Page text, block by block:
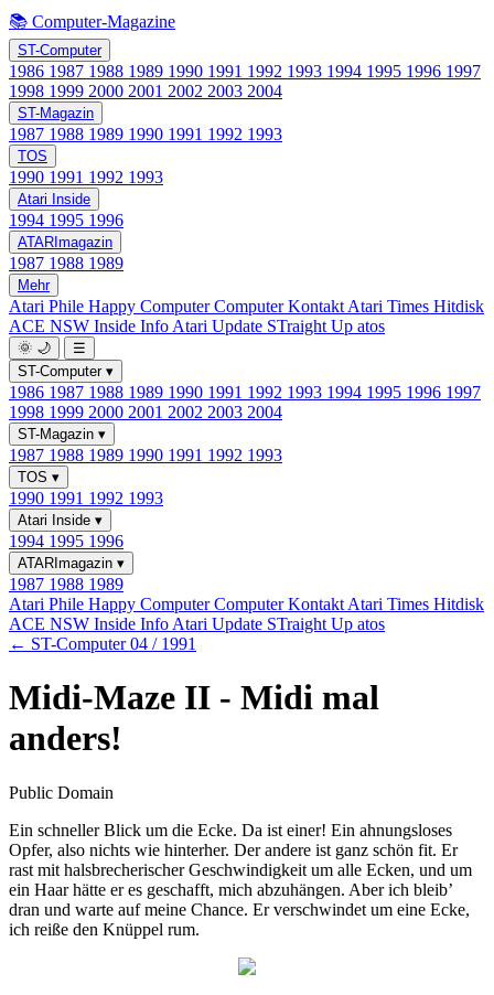
📚 Computer-Magazine
ST-Computer
1986 1987 1988 1989 1990 1991 1992 1993 1994 1995 1996 1997
1998 1999 2000 2001 2002 2003 2004
ST-Magazin
1987 1988 1989 1990 1991 1992 1993
TOS
1990 1991 1992 1993
Atari Inside
1994 1995 1996
ATARImagazin
1987 1988 1989
Mehr
Atari Phile Happy ComputerComputer Kontakt Atari Times Hitdisk
ACE NSW Inside Info Atari Update STraight Up atos
🌞 🌙
☰
ST-Computer ▾
1986 1987 1988 1989 1990 1991 1992 1993 1994 1995 1996 1997
1998 1999 2000 2001 2002 2003 2004
ST-Magazin ▾
1987 1988 1989 1990 1991 1992 1993
TOS ▾
1990 1991 1992 1993
Atari Inside ▾
1994 1995 1996
ATARImagazin ▾
1987 1988 1989
Atari Phile Happy ComputerComputer Kontakt Atari Times Hitdisk
ACE NSW Inside Info Atari Update STraight Up atos
← ST-Computer 04 / 1991
Midi-Maze II - Midi mal
anders!
Public Domain
Ein schneller Blick um die Ecke. Da ist einer! Ein ahnungsloses
Opfer, also nichts wie hinterher. Der andere ist ganz schön fit. Er
rast mit halsbrecherischer Geschwindigkeit um alle Ecken, und um
ein Haar hätte er es geschafft, mich abzuhängen. Aber ich bleib’
dran und warte auf meine Chance. Er verschwindet um eine Ecke,
ich reiße den Knüppel rum.